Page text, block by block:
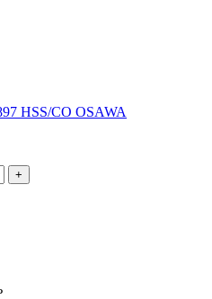
HSS/CO OSAWA
+